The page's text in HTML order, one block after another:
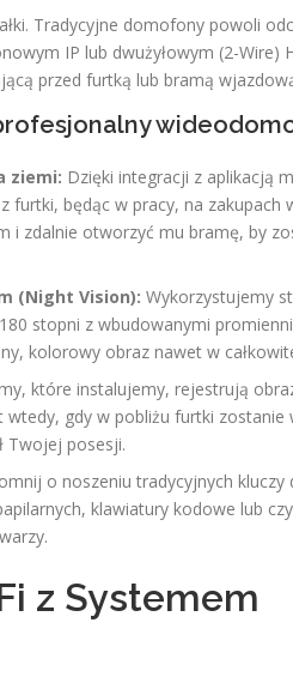
Tradycyjne domofony powoli
IP lub dwużyłowym (2-Wire)
przed furtką lub bramą
ziemi: Dzięki integracji z aplikacją
furtki, będąc w pracy, na zakupach
i zdalnie otworzyć mu bramę, by
(Night Vision): Wykorzystujemy
stopni z wbudowanymi
kolorowy obraz nawet w
które instalujemy, rejestrują
gdy w pobliżu furtki zostanie
Twojej posesji.
o noszeniu tradycyjnych
klawiatury kodowe lub
z Systemem